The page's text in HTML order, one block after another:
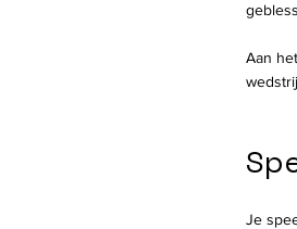
Aan
Je